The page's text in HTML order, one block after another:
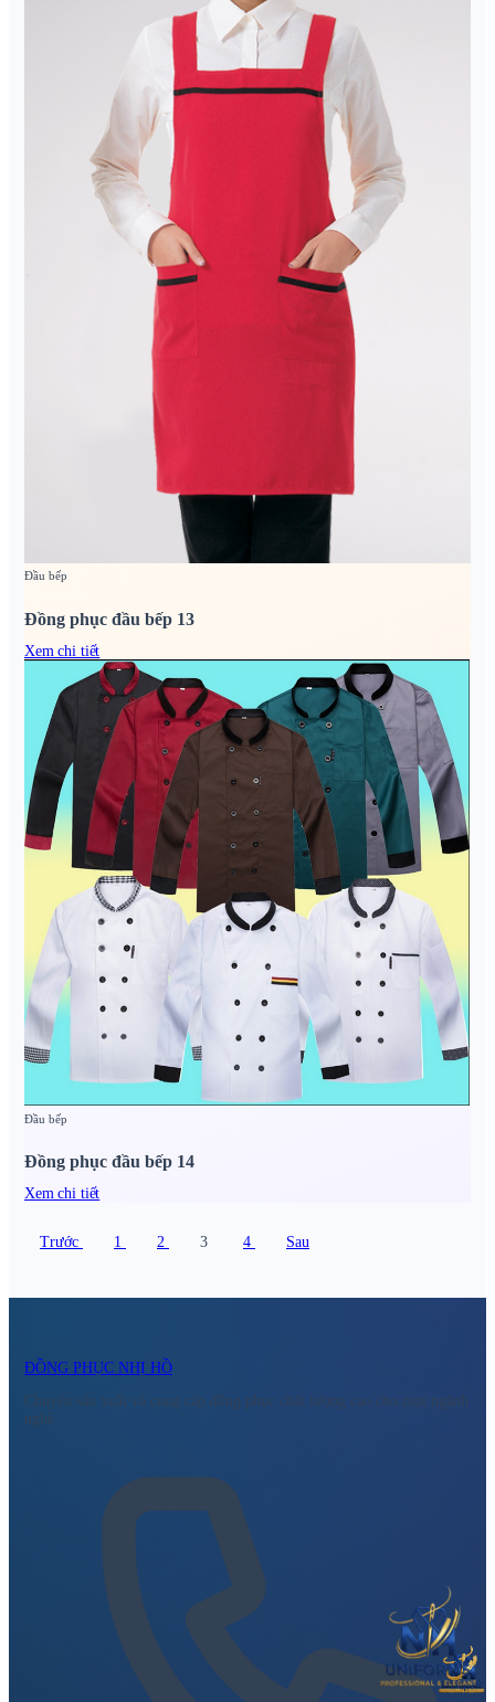
Đầu bếp
Đồng phục đầu bếp 13
Xem chi tiết
Đầu bếp
Đồng phục đầu bếp 14
Xem chi tiết
Trước 1 2 3 4 Sau
ĐỒNG PHỤC NHỊ HỒ
Chuyên sản xuất và cung cấp đồng phục chất lượng cao cho mọi ngành
nghề.